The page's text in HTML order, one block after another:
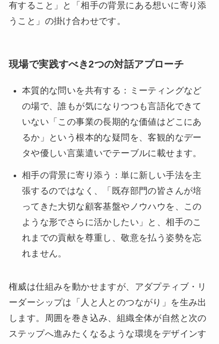
有すること」と「相手の背景にある想いに寄り添
うこと」の掛け合わせです。
現場で実践すべき2つの対話アプローチ
本質的な問いを共有する：ミーティングなど
の場で、誰もが気になりつつも言語化できて
いない「この事業の長期的な価値はどこにあ
るか」という根本的な疑問を、客観的なデー
タや優しい言葉遣いでテーブルに載せます。
相手の背景に寄り添う：単に新しい手法を主
張するのではなく、「既存部門の皆さんが培
ってきた大切な顧客基盤やノウハウを、この
ような形でさらに活かしたい」と、相手のこ
れまでの貢献を尊重し、敬意を払う姿勢を忘
れません。
権威は仕組みを動かせますが、アダプティブ・リ
ーダーシップは「人と人とのつながり」を生み出
します。周囲を巻き込み、組織全体が自然と次の
ステップへ進みたくなるような環境をデザインす